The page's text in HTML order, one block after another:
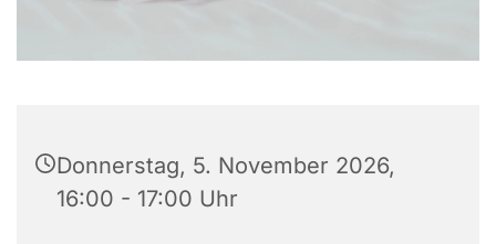
Donnerstag, 5. November 2026,
16:00 - 17:00 Uhr